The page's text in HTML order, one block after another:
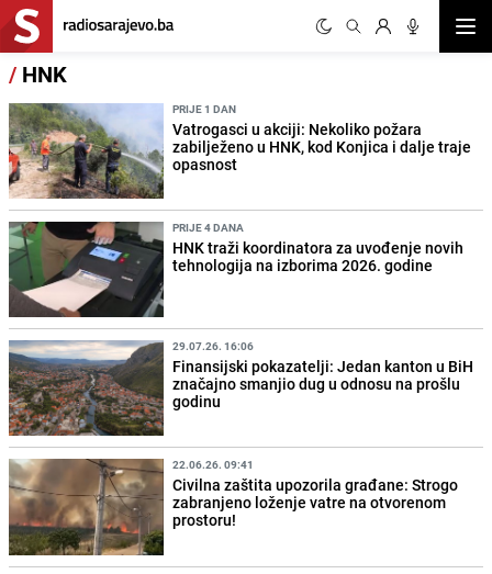
/ HNK
PRIJE 1 DAN
Vatrogasci u akciji: Nekoliko požara
zabilježeno u HNK, kod Konjica i dalje traje
opasnost
PRIJE 4 DANA
HNK traži koordinatora za uvođenje novih
tehnologija na izborima 2026. godine
29.07.26. 16:06
Finansijski pokazatelji: Jedan kanton u BiH
značajno smanjio dug u odnosu na prošlu
godinu
22.06.26. 09:41
Civilna zaštita upozorila građane: Strogo
zabranjeno loženje vatre na otvorenom
prostoru!